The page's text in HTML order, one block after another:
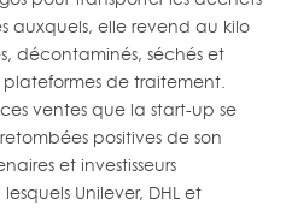
auxquels, elle revend au kilo
décontaminés, séchés et
de traitement.
ventes que la start-up se
positives de son
et investisseurs
Unilever, DHL et